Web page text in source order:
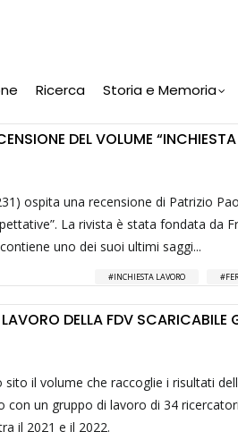
Ricerca Storia e Memoria
DEL VOLUME
ospita una recensione di Patrizio
La rivista è stata fondata da
uno dei suoi ultimi saggi...
INCHIESTA LAVORO
DELLA FDV SCARICABILE
il volume che raccoglie i risultati
un gruppo di lavoro di 34
il 2021 e il 2022.